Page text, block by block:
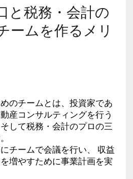
と税務・会計の
ームを作るメリ
のチームとは、投資家であ
産コンサルティングを行う
して税務・会計のプロの三
チームで会議を行い、 収益
増やすために事業計画を実